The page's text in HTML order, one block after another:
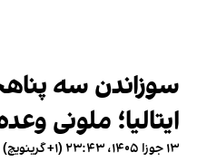
سوزاندن سه
ایتالیا؛ ملونی
۱۳ جوزا ۱۴۰۵، ۲۳:۴۳ (‎+۱ گرینویچ)